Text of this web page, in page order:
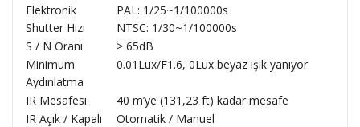
Elektronik
Shutter Hızı
PAL: 1/25~1/100000s
NTSC: 1/30~1/100000s
S / N Oranı
> 65dB
Minimum
Aydınlatma
0.01Lux/F1.6, 0Lux beyaz ışık yanıyor
IR Mesafesi
40 m’ye (131,23 ft) kadar mesafe
IR Açık / Kapalı
Otomatik / Manuel